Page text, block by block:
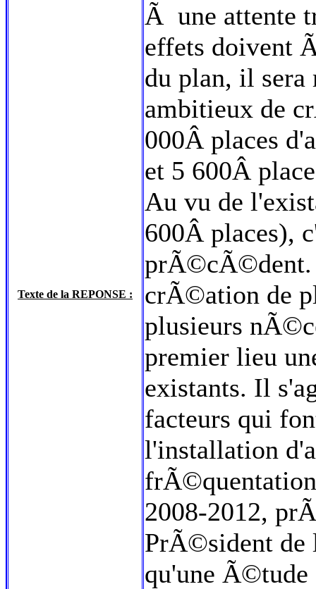
Texte de la REPONSE :
Ã une attente
effets doivent
du plan, il sera
ambitieux de
000Â places
et 5 600Â
Au vu de
600Â places),
prÃ©cÃ©dent.
crÃ©ation de
plusieurs
premier lieu
existants. Il
facteurs qui
l'installation
2008-2012,
PrÃ©sident
qu'une Ã©tude